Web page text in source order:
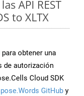
API REST
to XLTX
para obtener una
de autorización
Cloud SDK
GitHub y